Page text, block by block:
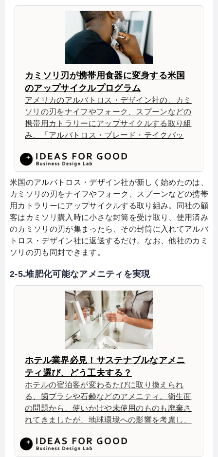
カミソリ刃が携帯用食器に変身する米国
のアップサイクルプログラム
アメリカのアルバトロス・デザイン社の、カミ
ソリの刃をナイフやフォーク、スプーンなどの
携帯用カトラリーにアップサイクルする取り組
み。「アルバトロス・ブレード・テイクバッ
組みは簡単。同社の顧客はカミソリ購入時に小
さな封筒を受け取り、使用済みのカミソリの刃
が多く集まったら、この封筒に入れてアルバト
ロス・デザイン社に返送するだけ。他社のカミ
ソリの刃も同封できる。
米国のアルバトロス・デザイン社が新しく始めたのは、
カミソリの刃をナイフやフォーク、スプーンなどの携帯
用カトラリーにアップサイクルする取り組み。同社の顧
客はカミソリ購入時に小さな封筒を受け取り、使用済み
のカミソリの刃が集まったら、その封筒に入れてアルバ
トロス・デザイン社に返送するだけ。なお、他社のカミ
ソリの刃も同封できます。
2-5.堆肥化可能なアメニティを実現
ホテル業界必見！サステナブルなアメニ
ティ選び、どう工夫する？
ホテルの宿泊客が変わるたびに取り換えられ
る、歯ブラシや石鹸などのアメニティ。衛生面
の問題から、使いかけや未使用のものも廃棄さ
れてきましたが、地球環境への影響を考慮し、
今回は、サス […]